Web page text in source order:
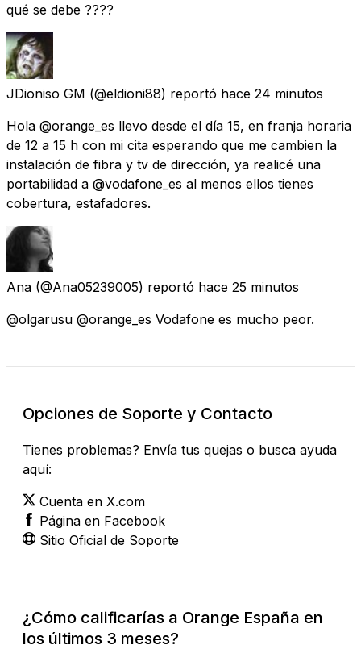
qué se debe ????
JDioniso GM (@eldioni88) reportó hace 24 minutos
Hola @orange_es llevo desde el día 15, en franja horaria
de 12 a 15 h con mi cita esperando que me cambien la
instalación de fibra y tv de dirección, ya realicé una
portabilidad a @vodafone_es al menos ellos tienes
cobertura, estafadores.
Ana (@Ana05239005) reportó hace 25 minutos
@olgarusu @orange_es Vodafone es mucho peor.
Opciones de Soporte y Contacto
Tienes problemas? Envía tus quejas o busca ayuda
aquí:
Cuenta en X.com
Página en Facebook
Sitio Oficial de Soporte
¿Cómo calificarías a Orange España en
los últimos 3 meses?